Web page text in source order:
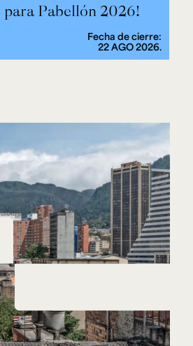
para Pabellón 2026!
Fecha de cierre:
22 AGO 2026.